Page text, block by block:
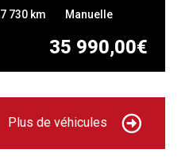
35 990,00€
7 730 km
Manuelle
Plus de véhicules